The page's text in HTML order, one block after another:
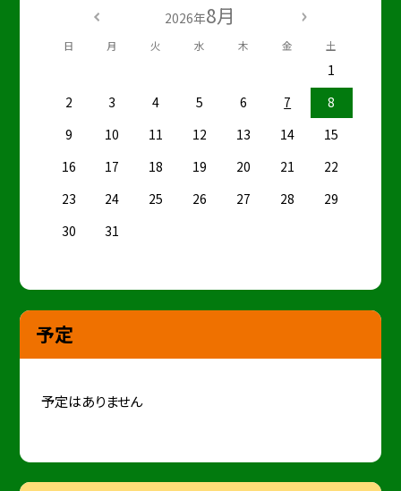
2026年8月
日 月 火 水 木 金 土
1
2
3 4 5 6 7
8
9
10 11 12 13 14
15
16
17 18 19 20 21
22
23
24 25 26 27 28
29
30
31
予定
予定はありません